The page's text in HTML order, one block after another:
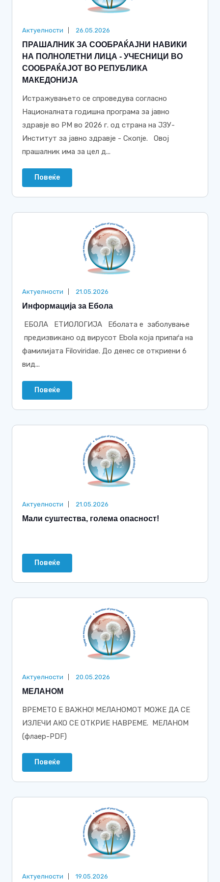
Актуелности 26.05.2026
ПРАШАЛНИК ЗА СООБРАЌАЈНИ НАВИКИ
НА ПОЛНОЛЕТНИ ЛИЦА - УЧЕСНИЦИ ВО
СООБРАЌАЈОТ ВО РЕПУБЛИКА
МАКЕДОНИЈА
Истражувањето се спроведува согласно
Националната годишна програма за јавно
здравје во РМ во 2026 г. од страна на ЈЗУ-
Институт за јавно здравје - Скопје. Овој
прашалник има за цел д...
Повеќе
Актуелности 21.05.2026
Информација за Ебола
ЕБОЛА ЕТИОЛОГИЈА Еболата е заболување
предизвикано од вирусот Ebola која припаѓа на
фамилијата Filoviridae. До денес се откриени 6
вид...
Повеќе
Актуелности 21.05.2026
Мали суштества, голема опасност!
Повеќе
Актуелности 20.05.2026
МЕЛАНОМ
ВРЕМЕТО Е ВАЖНО! МЕЛАНОМОТ МОЖЕ ДА СЕ
ИЗЛЕЧИ АКО СЕ ОТКРИЕ НАВРЕМЕ. МЕЛАНОМ
(флаер-PDF)
Повеќе
Актуелности 19.05.2026